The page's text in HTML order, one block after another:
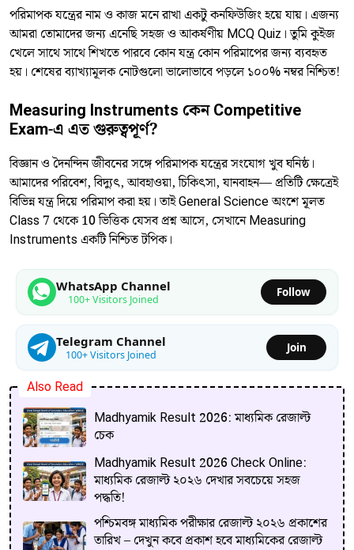
পরিমাপক যন্ত্রের নাম ও কাজ মনে রাখা একটু কনফিউজিং হয়ে যায়। এজন্য
আমরা তোমাদের জন্য এনেছি সহজ ও আকর্ষণীয় MCQ Quiz। তুমি কুইজ
খেলে সাথে সাথে শিখতে পারবে কোন যন্ত্র কোন পরিমাপের জন্য ব্যবহৃত
হয়। শেষের ব্যাখ্যামূলক নোটগুলো ভালোভাবে পড়লে ১০০% নম্বর নিশ্চিত!
Measuring Instruments কেন Competitive
Exam-এ এত গুরুত্বপূর্ণ?
বিজ্ঞান ও দৈনন্দিন জীবনের সঙ্গে পরিমাপক যন্ত্রের সংযোগ খুব ঘনিষ্ঠ।
আমাদের পরিবেশ, বিদ্যুৎ, আবহাওয়া, চিকিৎসা, যানবাহন— প্রতিটি ক্ষেত্রেই
বিভিন্ন যন্ত্র দিয়ে পরিমাপ করা হয়। তাই General Science অংশে মূলত
Class 7 থেকে 10 ভিত্তিক যেসব প্রশ্ন আসে, সেখানে Measuring
Instruments একটি নিশ্চিত টপিক।
WhatsApp Channel
100+ Visitors Joined
Follow
Telegram Channel
100+ Visitors Joined
Join
Also Read
Madhyamik Result 2026: মাধ্যমিক রেজাল্ট
চেক
Madhyamik Result 2026 Check Online:
মাধ্যমিক রেজাল্ট ২০২৬ দেখার সবচেয়ে সহজ
পদ্ধতি!
পশ্চিমবঙ্গ মাধ্যমিক পরীক্ষার রেজাল্ট ২০২৬ প্রকাশের
তারিখ – দেখুন কবে প্রকাশ হবে মাধ্যমিকের রেজাল্ট